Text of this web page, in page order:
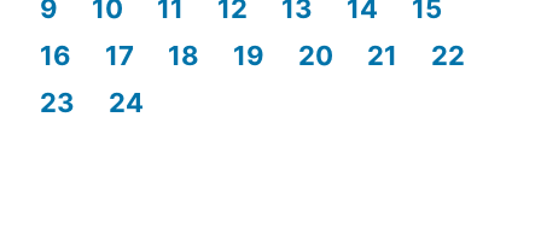
9
10 11 12 13 14
15
16
17 18 19 20 21
22
23
24